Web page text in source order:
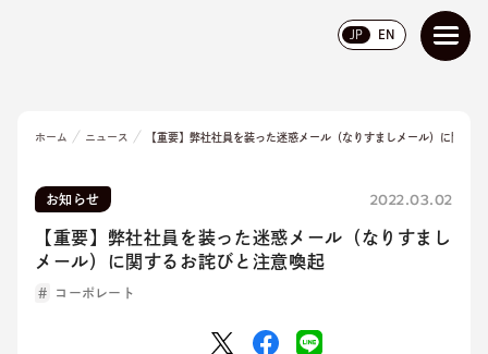
JP EN
ホーム ニュース 【重要】弊社社員を装った迷惑メール（なりすましメール）に関する
お知らせ 2022.03.02
【重要】弊社社員を装った迷惑メール（なりすまし
メール）に関するお詫びと注意喚起
コーポレート